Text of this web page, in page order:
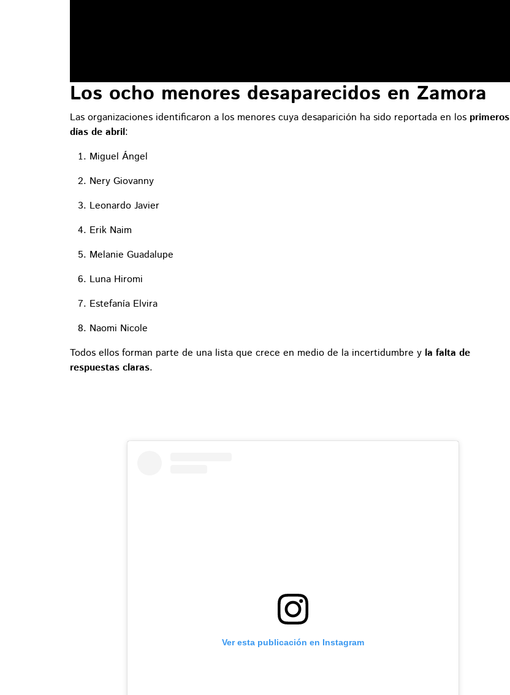
Los ocho menores desaparecidos en Zamora
Las organizaciones identificaron a los menores cuya desaparición ha sido reportada en los primeros
días de abril:
Miguel Ángel
Nery Giovanny
Leonardo Javier
Erik Naim
Melanie Guadalupe
Luna Hiromi
Estefanía Elvira
Naomi Nicole
Todos ellos forman parte de una lista que crece en medio de la incertidumbre y la falta de
respuestas claras.
Ver esta publicación en Instagram